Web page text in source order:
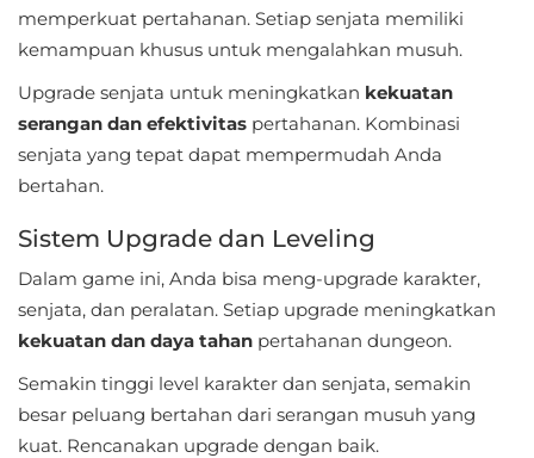
Buku
Referensi
Business
Communication
Dating
Education
Emulator
memperkuat pertahanan. Setiap senjata memiliki
kemampuan khusus untuk mengalahkan musuh.
Upgrade senjata untuk meningkatkan kekuatan
serangan dan efektivitas pertahanan. Kombinasi
senjata yang tepat dapat mempermudah Anda
bertahan.
Sistem Upgrade dan Leveling
Dalam game ini, Anda bisa meng-upgrade karakter,
senjata, dan peralatan. Setiap upgrade meningkatkan
kekuatan dan daya tahan pertahanan dungeon.
Semakin tinggi level karakter dan senjata, semakin
besar peluang bertahan dari serangan musuh yang
kuat. Rencanakan upgrade dengan baik.